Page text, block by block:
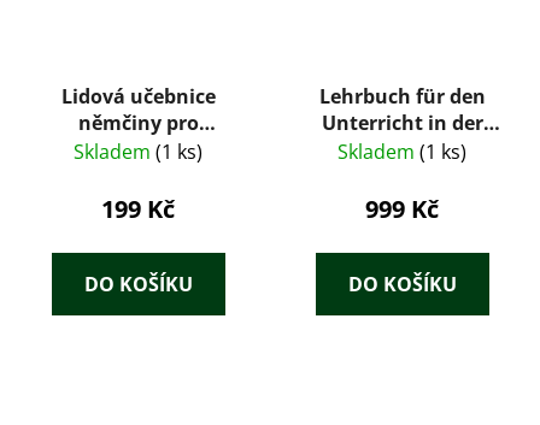
Lidová učebnice
němčiny pro
samouky, 1. díl
Skladem (1 ks)
199 Kč
DO KOŠÍKU
Lehrbuch für den
Unterricht in der
deutschen Sprache,
Skladem (1 ks)
999 Kč
DO KOŠÍKU